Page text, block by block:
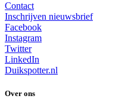
Contact
Inschrijven nieuwsbrief
Facebook
Instagram
Twitter
LinkedIn
Duikspotter.nl
Over ons